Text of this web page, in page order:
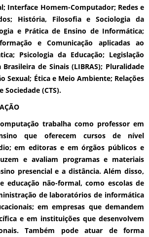
Interface Homem-Computador; Redes e
História, Filosofia e Sociologia da
e Prática de Ensino de Informática;
e Comunicação aplicadas ao
Psicologia da Educação; Legislação
Brasileira de Sinais (LIBRAS); Pluralidade
Sexual; Ética e Meio Ambiente; Relações
Sociedade (CTS).
trabalha como professor em
que oferecem cursos de nível
em editoras e em órgãos públicos e
e avaliam programas e materiais
presencial e a distância. Além disso,
educação não-formal, como escolas de
de laboratórios de informática
em empresas que demandem
e em instituições que desenvolvem
Também pode atuar de forma